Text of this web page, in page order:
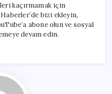
kaçırmamak için
bizi ekleyin,
abone olun ve sosyal
devam edin.